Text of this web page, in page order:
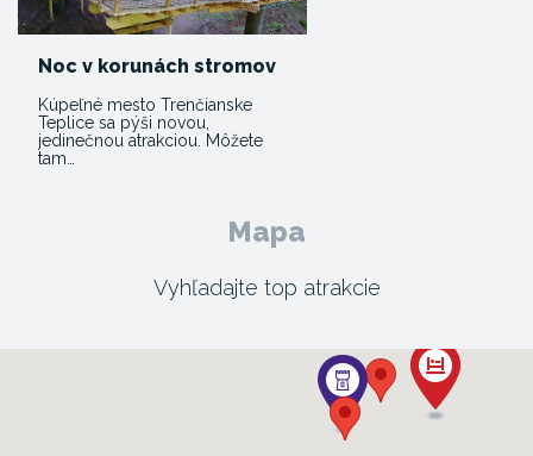
Noc v korunách stromov
Kúpeľné mesto Trenčianske
Teplice sa pýši novou,
jedinečnou atrakciou. Môžete
tam…
Mapa
Vyhľadajte top atrakcie